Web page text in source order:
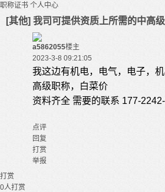
职称证书 个人中心
[其他] 我司可提供资质上所需的中高
a5862055楼主
2023-3-8 09:21:05
我这边有机电，电气，电子，
高级职称，白菜价
资料齐全 需要的联系 177-
点评
回复
打赏
举报
打赏
0人打赏